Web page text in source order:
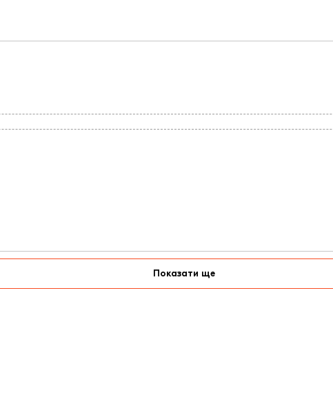
Показати ще